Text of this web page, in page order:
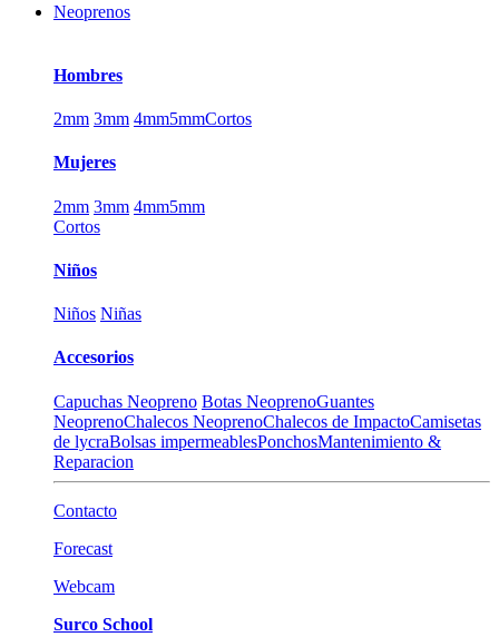
Neoprenos
Hombres
2mm 3mm 4mm5mmCortos
Mujeres
2mm 3mm 4mm5mm
Cortos
Niños
Niños Niñas
Accesorios
Capuchas Neopreno Botas NeoprenoGuantes
NeoprenoChalecos NeoprenoChalecos de ImpactoCamisetas
de lycraBolsas impermeablesPonchosMantenimiento &
Reparacion
Contacto
Forecast
Webcam
Surco School